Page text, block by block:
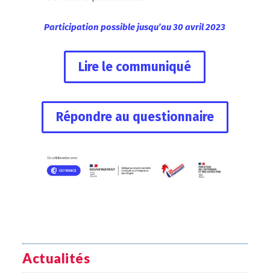
Participation possible jusqu’au 30 avril 2023
Lire le communiqué
Répondre au questionnaire
Actualités